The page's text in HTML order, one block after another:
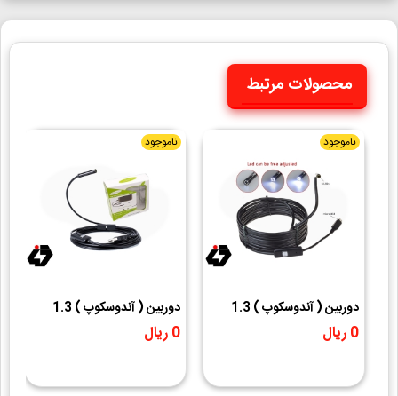
محصولات مرتبط
ناموجود
دوربین ( آندوسکوپ ) 1.3
0 ریال
ناموجود
دوربین ( آندوسکوپ ) 1.3
0 ریال